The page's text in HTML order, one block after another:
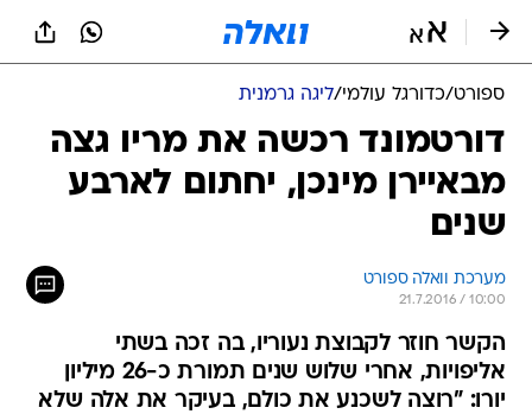
ספורט/כדורגל עולמי/ליגה גרמנית
דורטמונד רכשה את מריו גצה
מבאיירן מינכן, יחתום לארבע
שנים
מערכת וואלה ספורט
21.7.2016 / 10:00
הקשר חוזר לקבוצת נעוריו, בה זכה בשתי
אליפויות, אחרי שלוש שנים תמורת כ-26 מיליון
יורו: "רוצה לשכנע את כולם, בעיקר את אלה שלא